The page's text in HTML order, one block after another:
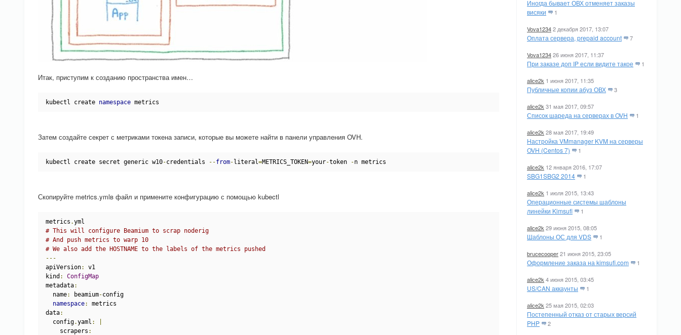
Иногда бывает ОВХ отменяет заказы
висяки
1
Vova12342 декабря 2017, 13:07
Оплата сервера, prepaid account 7
Vova123426 июня 2017, 11:37
При заказе доп IP если видите такое 1
alice2k 1 июня 2017, 11:35
Публичные копии абуз ОВХ 3
alice2k 31 мая 2017, 09:57
Список шареда на серверах в OVH 1
alice2k 28 мая 2017, 19:49
Настройка VMmanager KVM на серверы
OVH (Centos 7)
1
alice2k 12 января 2016, 17:07
SBG1SBG2 2014 1
alice2k 1 июля 2015, 13:43
Операционные системы шаблоны
линейки Kimsufi
1
alice2k 29 июня 2015, 08:05
Шаблоны ОС для VDS 1
brucecooper21 июня 2015, 23:05
Оформление заказа на kimsufi.com 1
alice2k 4 июня 2015, 03:45
US/CAN аккаунты 1
alice2k 25 мая 2015, 02:03
Постепенный отказ от старых версий
PHP
2
Итак, приступим к созданию пространства имен…
kubectl create namespace metrics
Затем создайте секрет с метриками токена записи, которые вы можете найти в панели управления OVH.
kubectl create secret generic w10-credentials --from- literal=METRICS_TOKEN=your-token -n metrics
Скопируйте metrics.ymlв файл и примените конфигурацию с помощью kubectl
metrics .yml
# This will configure Beamium to scrap noderig
# And push metrics to warp 10
# We also add the HOSTNAME to the labels of the metrics pushed
---
apiVersion:
v1
kind :
ConfigMap
metadata:
name: beamium-config
namespace:
metrics
data:
config.yaml :
scrapers :